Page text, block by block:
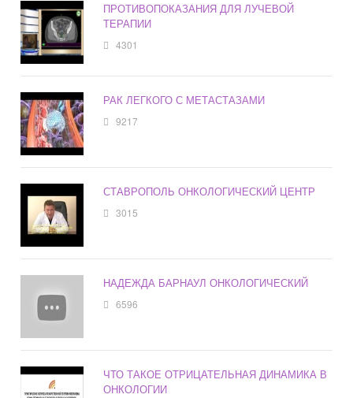
ПРОТИВОПОКАЗАНИЯ ДЛЯ ЛУЧЕВОЙ
ТЕРАПИИ
4301
РАК ЛЕГКОГО С МЕТАСТАЗАМИ
9217
СТАВРОПОЛЬ ОНКОЛОГИЧЕСКИЙ ЦЕНТР
3015
НАДЕЖДА БАРНАУЛ ОНКОЛОГИЧЕСКИЙ
6596
ЧТО ТАКОЕ ОТРИЦАТЕЛЬНАЯ ДИНАМИКА В
ОНКОЛОГИИ